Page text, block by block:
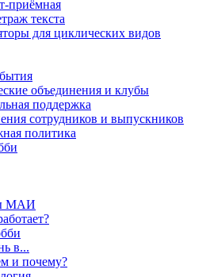
приёмная
текста
для циклических видов
объединения и клубы
поддержка
сотрудников и выпускников
политика
МАИ
в...
и почему?